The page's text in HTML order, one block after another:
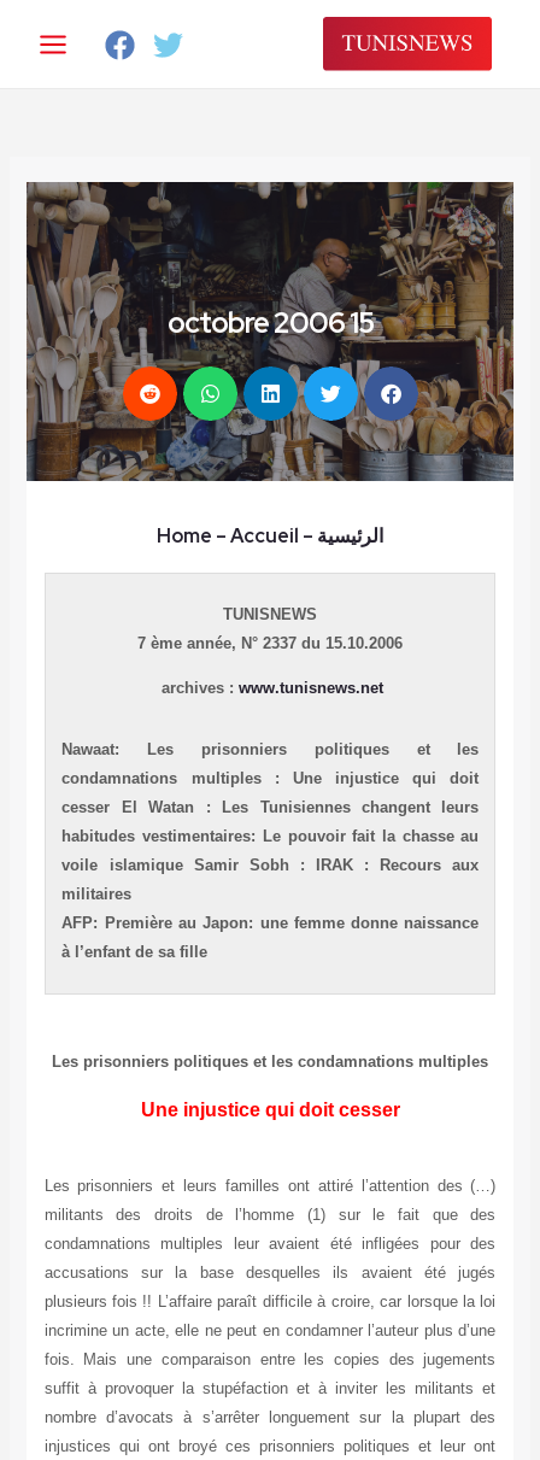
المحتوى
15 octobre 2006
Home – Accueil – الرئيسية
TUNISNEWS
7 ème année, N° 2337 du 15.10.2006
archives :www.tunisnews.net
Nawaat: Les prisonniers politiques et les
condamnations multiples : Une injustice qui doit
cesser
El Watan : Les Tunisiennes changent leurs
habitudes vestimentaires: Le pouvoir fait la chasse au
voile islamiqueSamir Sobh : IRAK : Recours aux
militaires
AFP: Première au Japon: une femme donne naissance
à l’enfant de sa fille
Les prisonniers politiques et les condamnations multiples
Une injustice qui doit cesser
(…) Les prisonniers et leurs familles ont attiré l’attention des
militants des droits de l’homme (1) sur le fait que des
condamnations multiples leur avaient été infligées pour des
accusations sur la base desquelles ils avaient été jugés
plusieurs fois !! L’affaire paraît difficile à croire, car lorsque la loi
incrimine un acte, elle ne peut en condamner l’auteur plus d’une
fois. Mais une comparaison entre les copies des jugements
suffit à provoquer la stupéfaction et à inviter les militants et
nombre d’avocats à s’arrêter longuement sur la plupart des
injustices qui ont broyé ces prisonniers politiques et leur ont